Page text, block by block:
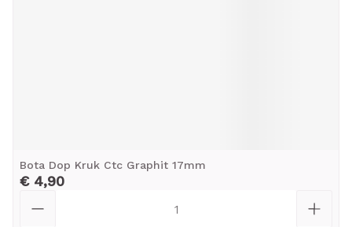
Bota Dop Kruk Ctc Graphit 17mm
€ 4,90